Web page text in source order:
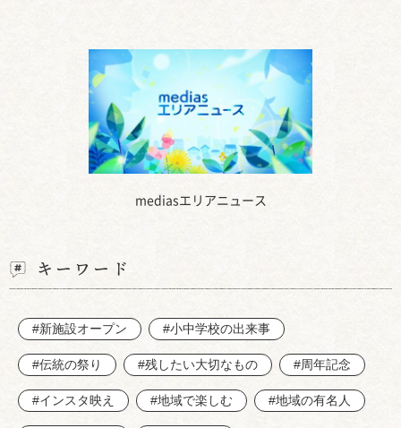
mediasエリアニュース
キーワード
#新施設オープン #小中学校の出来事
#伝統の祭り #残したい大切なもの #周年記念
#インスタ映え #地域で楽しむ #地域の有名人